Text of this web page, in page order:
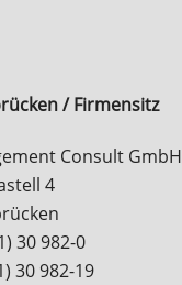
/ Firmensitz
Consult GmbH
4
30 982-0
30 982-19